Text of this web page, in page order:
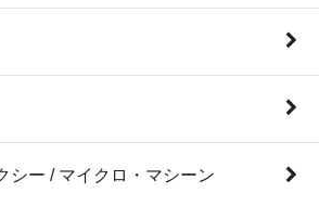
シー / マイクロ・マシーン